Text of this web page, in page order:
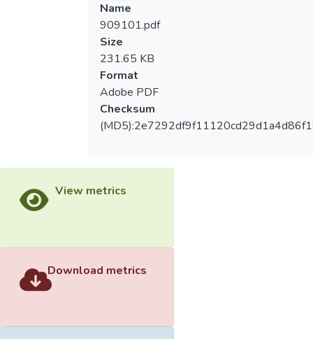
Name
909101.pdf
Size
231.65 KB
Format
Adobe PDF
Checksum
View metrics
Download metrics